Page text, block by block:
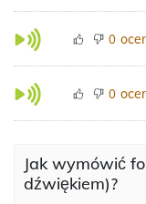
0
0
Jak wymówić
dźwiękiem)?